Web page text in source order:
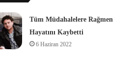
Tüm Müdahalelere Rağmen
Hayatını Kaybetti
6 Haziran 2022